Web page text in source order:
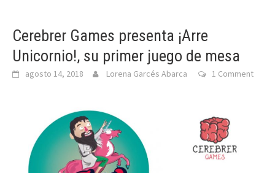
Cerebrer Games presenta ¡Arre
Unicornio!, su primer juego de mesa
agosto 14, 2018 Lorena Garcés Abarca 1 Comment